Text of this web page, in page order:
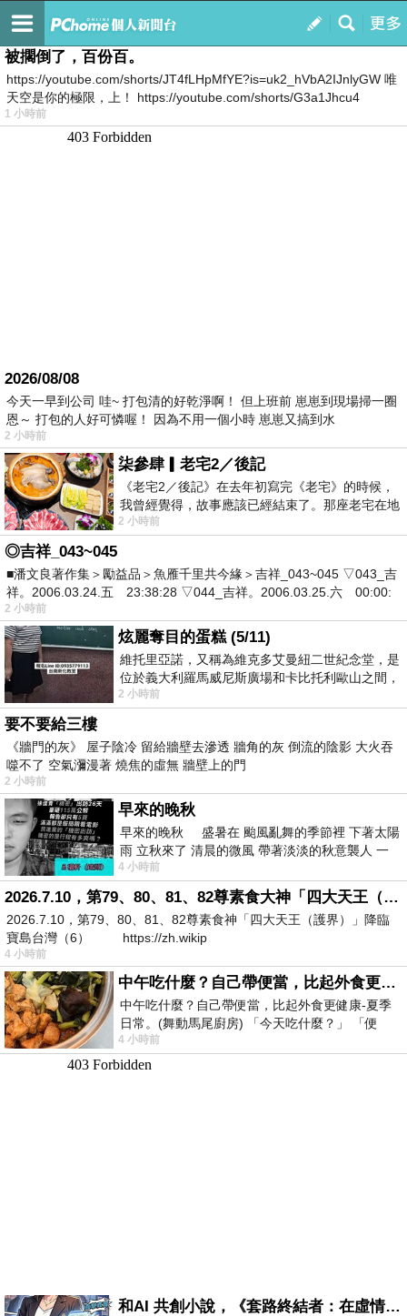
我的
最新文章
被擱倒了，百份百。
https://youtube.com/shorts/JT4fLHpMfYE?is=uk2_hVbA2IJnlyGW 唯
天空是你的極限，上！ https://youtube.com/shorts/G3a1Jhcu4
1 小時前
2026/08/08
今天一早到公司 哇~ 打包清的好乾淨啊！ 但上班前 崽崽到現場掃一圈
恩～ 打包的人好可憐喔！ 因為不用一個小時 崽崽又搞到水
2 小時前
柒參肆▎老宅2／後記
《老宅2／後記》在去年初寫完《老宅》的時候，
我曾經覺得，故事應該已經結束了。那座老宅在地
震中倒塌，七個人終於離開那片黑暗，
2 小時前
◎吉祥_043~045
■潘文良著作集＞勵益品＞魚雁千里共今緣＞吉祥_043~045 ▽043_吉
祥。2006.03.24.五 23:38:28 ▽044_吉祥。2006.03.25.六 00:00:
2 小時前
炫麗奪目的蛋糕 (5/11)
維托里亞諾，又稱為維克多艾曼紐二世紀念堂，是
位於義大利羅馬威尼斯廣場和卡比托利歐山之間，
用以紀念統一義大利統一後的的第一位國
2 小時前
要不要給三樓
《牆門的灰》 屋子陰冷 留給牆壁去滲透 牆角的灰 倒流的陰影 大火吞
噬不了 空氣瀰漫著 燒焦的虛無 牆壁上的門
2 小時前
早來的晚秋
早來的晚秋 盛暑在 颱風亂舞的季節裡 下著太陽
雨 立秋來了 清晨的微風 帶著淡淡的秋意襲人 一
下子 又被赤
4 小時前
2026.7.10，第79、80、81、82尊素食大神「四大天王（護界）」降臨寶島台灣（6）
2026.7.10，第79、80、81、82尊素食神「四大天王（護界）」降臨
寶島台灣（6） https://zh.wikip
4 小時前
中午吃什麼？自己帶便當，比起外食更健康-夏季日常。(舞動馬尾廚房)
中午吃什麼？自己帶便當，比起外食更健康-夏季
日常。(舞動馬尾廚房) 「今天吃什麼？」 「便
當？麵？還是炒飯？」 每天都在選擇
4 小時前
和AI 共創小說，《套路終結者：在虛情假意的劇本裡活出人格》